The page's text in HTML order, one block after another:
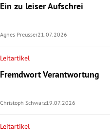
Ein zu leiser Aufschrei
Agnes Preusser21.07.2026
Leitartikel
Fremdwort Verantwortung
Christoph Schwarz19.07.2026
Leitartikel